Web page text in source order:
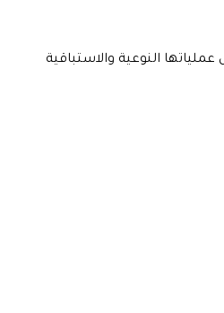
النوعية والاستباقية